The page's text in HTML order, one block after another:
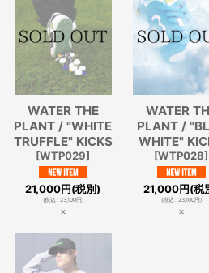
WATER THE
PLANT / "WHITE
TRUFFLE" KICKS
[WTP029]
21,000円(税別)
(税込: 23,100円)
×
WATER
PLANT /
WHITE"
[WTP028]
21,000円(税
(税込: 23,100円)
×